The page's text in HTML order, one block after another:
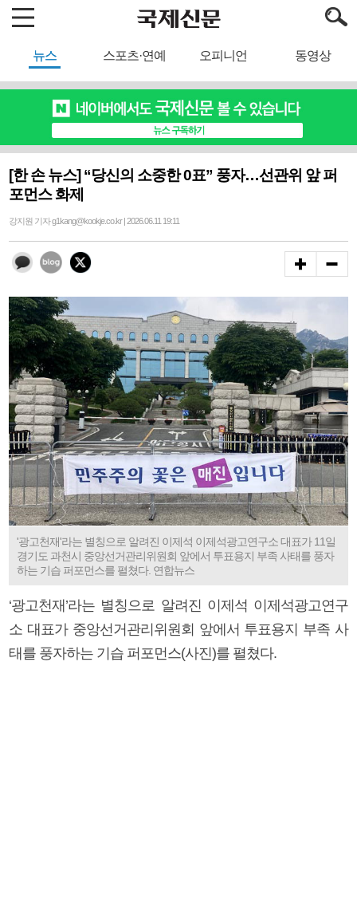
뉴스 스포츠·연예 오피니언 동영상
[한 손 뉴스] “당신의 소중한 0표” 풍자…선관위 앞 퍼
포먼스 화제
강지원 기자 g1kang@kookje.co.kr | 2026.06.11 19:11
'광고천재'라는 별칭으로 알려진 이제석 이제석광고연구소 대표가 11일
경기도 과천시 중앙선거관리위원회 앞에서 투표용지 부족 사태를 풍자
하는 기습 퍼포먼스를 펼쳤다. 연합뉴스
‘광고천재’라는 별칭으로 알려진 이제석 이제석광고연구
소 대표가 중앙선거관리위원회 앞에서 투표용지 부족 사
태를 풍자하는 기습 퍼포먼스(사진)를 펼쳤다.